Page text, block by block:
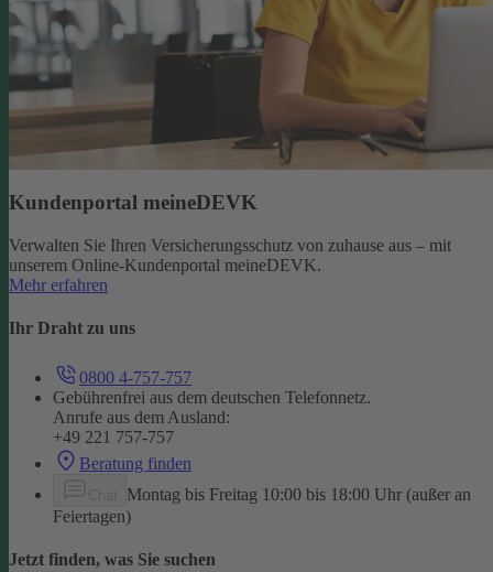
Kundenportal meineDEVK
Verwalten Sie Ihren Versicherungsschutz von zuhause aus – mit
unserem Online-Kundenportal meineDEVK.
Mehr erfahren
Ihr Draht zu uns
0800 4-757-757
Gebührenfrei aus dem deutschen Telefonnetz.
Anrufe aus dem Ausland:
+49 221 757-757
Beratung finden
Montag bis Freitag 10:00 bis 18:00 Uhr (außer an
Feiertagen)
Jetzt finden, was Sie suchen